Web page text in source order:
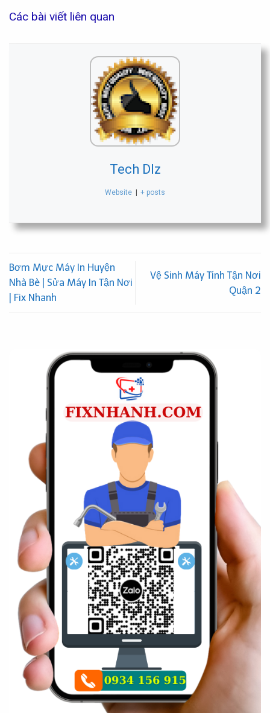
Các bài viết liên quan
Tech Dlz
Website + posts
Bơm Mực Máy In Huyện
Nhà Bè | Sửa Máy In Tận Nơi
| Fix Nhanh
Vệ Sinh Máy Tính Tận Nơi
Quận 2